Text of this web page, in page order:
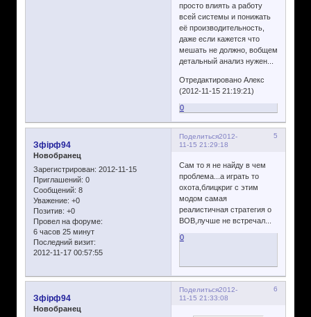
просто влиять а работу
всей системы и понижать
её производительность,
даже если кажется что
мешать не должно, вобщем
детальный анализ нужен...
Отредактировано Алекс
(2012-11-15 21:19:21)
0
Поделиться 5
2012-
11-15 21:29:18
Зфірф94
Новобранец
Зарегистрирован: 2012-11-15
Приглашений: 0
Сообщений: 8
Уважение: +0
Позитив: +0
Провел на форуме:
6 часов 25 минут
Последний визит:
2012-11-17 00:57:55
Сам то я не найду в чем
проблема...а играть то
охота,блицкриг с этим
модом самая
реалистичная стратегия о
ВОВ,лучше не встречал...
0
Поделиться 6
2012-
11-15 21:33:08
Зфірф94
Новобранец